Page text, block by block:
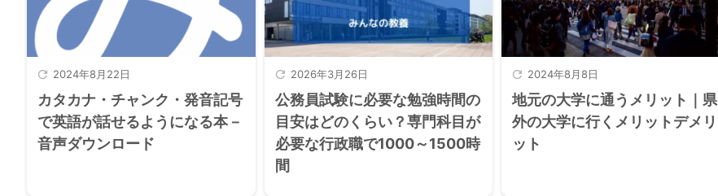
 2024年8月22日
カタカナ・チャンク・発音記号
で英語が話せるようになる本－
音声ダウンロード
 2026年3月26日
公務員試験に必要な勉強時間の
目安はどのくらい？専門科目が
必要な行政職で1000～1500時
間
 2024年8月8日
地元の大学に通うメリット｜県
外の大学に行くメリットデメリ
ット